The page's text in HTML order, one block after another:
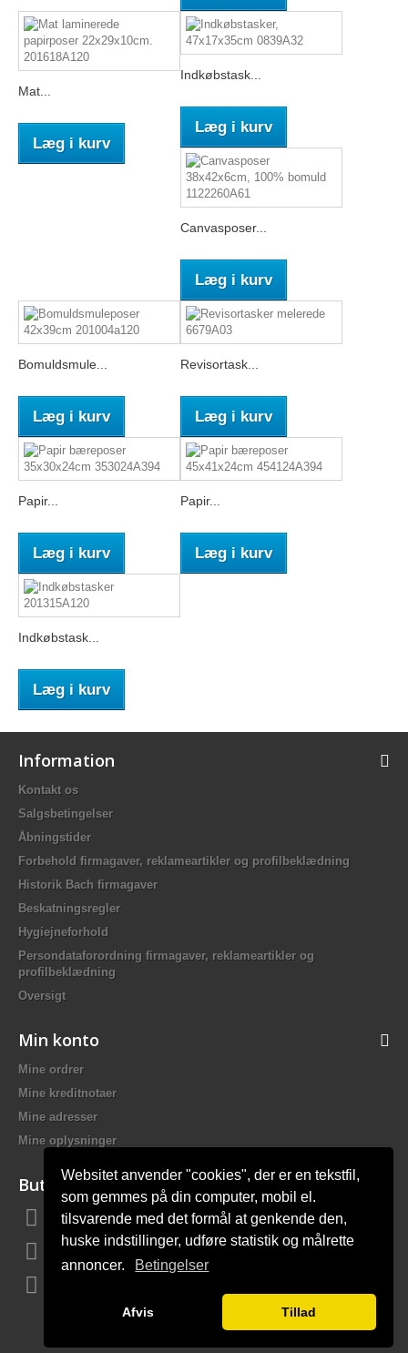
Websitet anvender "cookies", der er en tekstfil,
som gemmes på din computer, mobil el.
tilsvarende med det formål at genkende den,
huske indstillinger, udføre statistik og målrette
annoncer.
Betingelser
Afvis Tillad
Mat...
Læg i kurv
Indkøbstask...
Læg i kurv
Canvasposer...
Læg i kurv
Bomuldsmule...
Læg i kurv
Revisortask...
Læg i kurv
Papir...
Læg i kurv
Papir...
Læg i kurv
Indkøbstask...
Læg i kurv
Information
Kontakt os
Salgsbetingelser
Åbningstider
Forbehold firmagaver, reklameartikler og profilbeklædning
Historik Bach firmagaver
Beskatningsregler
Hygiejneforhold
Persondataforordning firmagaver, reklameartikler og
profilbeklædning
Oversigt
Min konto
Mine ordrer
Mine kreditnotaer
Mine adresser
Mine oplysninger
Butiksinformation
Bach Promotion, Trafikskolevej 2 7400 Herning Danmark
81 44 12 12